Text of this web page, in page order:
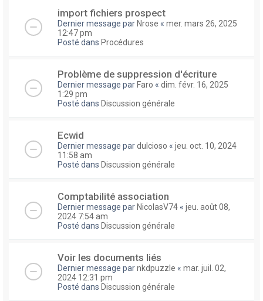
import fichiers prospect
Dernier message par Nrose « mer. mars 26, 2025
12:47 pm
Posté dans Procédures
Problème de suppression d'écriture
Dernier message par Faro « dim. févr. 16, 2025
1:29 pm
Posté dans Discussion générale
Ecwid
Dernier message pardulcioso « jeu. oct. 10, 2024
11:58 am
Posté dans Discussion générale
Comptabilité association
Dernier message par NicolasV74 « jeu. août 08,
2024 7:54 am
Posté dans Discussion générale
Voir les documents liés
Dernier message parnkdpuzzle « mar. juil. 02,
2024 12:31 pm
Posté dans Discussion générale